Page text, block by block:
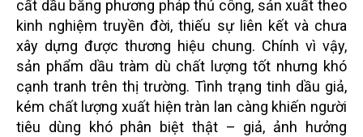
cất dầu bằng phương pháp thủ công, sản xuất theo
kinh nghiệm truyền đời, thiếu sự liên kết và chưa
xây dựng được thương hiệu chung. Chính vì vậy,
sản phẩm dầu tràm dù chất lượng tốt nhưng khó
cạnh tranh trên thị trường. Tình trạng tinh dầu giả,
kém chất lượng xuất hiện tràn lan càng khiến người
tiêu dùng khó phân biệt thật – giả, ảnh hưởng